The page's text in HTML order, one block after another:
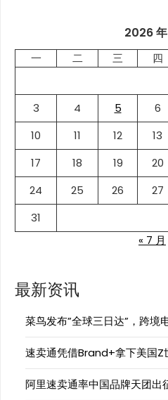
2026
一 二 三 四
3
4 5 6
10
11 12 13
17
18 19 20
24
25 26 27
31
« 7 月
最新资讯
菜鸟发布”全球三日达”，跨境
速卖通凭借Brand+拿下美国Z
阿里速卖通率中国品牌天团出